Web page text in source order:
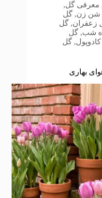
معرفی گل,
شن زن, گل
زعفران, گل
شب, گل
, گل